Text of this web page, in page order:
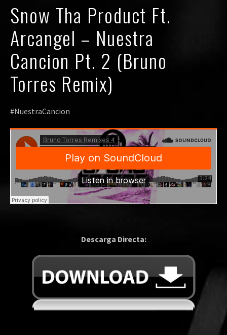
Snow Tha Product Ft.
Arcangel – Nuestra
Cancion Pt. 2 (Bruno
Torres Remix)
#NuestraCancion
Descarga Directa: